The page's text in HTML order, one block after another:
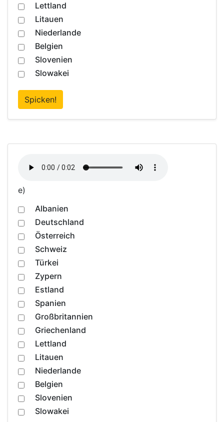
Lettland
Litauen
Niederlande
Belgien
Slovenien
Slowakei
Spicken!
e)
Albanien
Deutschland
Österreich
Schweiz
Türkei
Zypern
Estland
Spanien
Großbritannien
Griechenland
Lettland
Litauen
Niederlande
Belgien
Slovenien
Slowakei